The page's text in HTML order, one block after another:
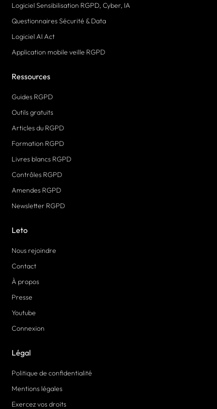
Logiciel Sensibilisation RGPD, Cyber, IA
Questionnaires Sécurité & Data
Logiciel AI Act
Application mobile veille RGPD
Ressources
Guides RGPD
Outils gratuits
Articles du RGPD
Formation RGPD
Livres blancs RGPD
Contrôles RGPD
Amendes RGPD
Newsletter RGPD
Leto
Nous rejoindre
Contact
À propos
Presse
Youtube
Connexion
Légal
Politique de confidentialité
Mentions légales
Exercez vos droits